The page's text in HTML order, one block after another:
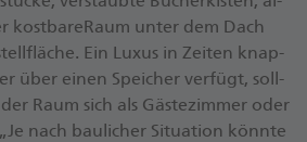
kost­ba­reRaum un­ter dem Dach
Ein Lu­xus in Zei­ten knap­
über ei­nen Spei­cher ver­fügt, soll­
Raum sich als Gäs­te­zim­mer oder
nach bau­li­cher Si­tua­ti­on könn­te